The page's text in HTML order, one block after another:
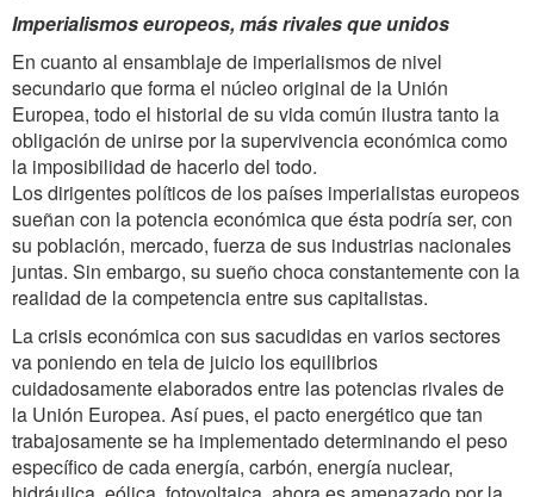
Imperialismos europeos, más rivales que unidos
En cuanto al ensamblaje de imperialismos de nivel
secundario que forma el núcleo original de la Unión
Europea, todo el historial de su vida común ilustra tanto la
obligación de unirse por la supervivencia económica como
la imposibilidad de hacerlo del todo.
Los dirigentes políticos de los países imperialistas europeos
sueñan con la potencia económica que ésta podría ser, con
su población, mercado, fuerza de sus industrias nacionales
juntas. Sin embargo, su sueño choca constantemente con la
realidad de la competencia entre sus capitalistas.
La crisis económica con sus sacudidas en varios sectores
va poniendo en tela de juicio los equilibrios
cuidadosamente elaborados entre las potencias rivales de
la Unión Europea. Así pues, el pacto energético que tan
trabajosamente se ha implementado determinando el peso
específico de cada energía, carbón, energía nuclear,